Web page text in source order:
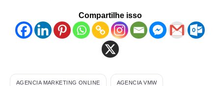
Compartilhe isso
AGENCIA MARKETING ONLINE AGENCIA VMW